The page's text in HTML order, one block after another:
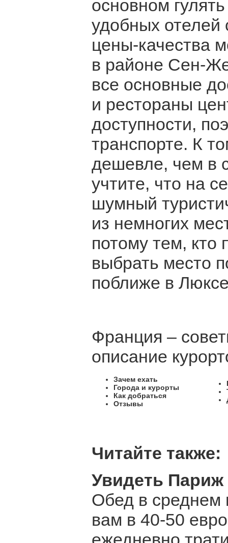
основном
удобных
цены-качества
в районе Сен-
все основные
и рестораны
доступности,
транспорте. К
дешевле, чем в
учтите, что на
шумный
из немногих
потому тем, кто
выбрать место
поближе в
Франция –
описание
Зачем ехать
Города и курорты
Как добраться
Отзывы
Читайте также:
Увидеть Париж
Обед в среднем
вам в 40-50